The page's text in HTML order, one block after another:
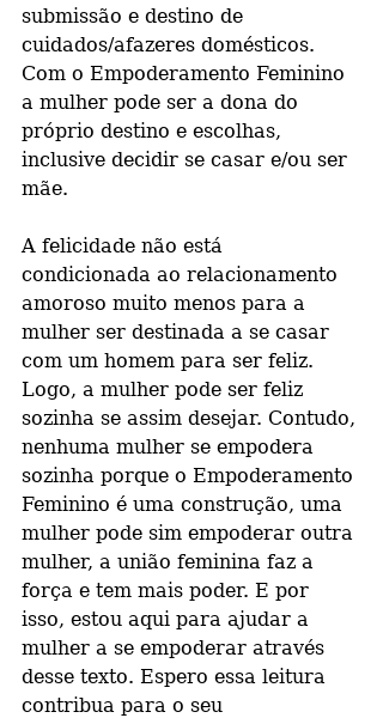
submissão e destino de
cuidados/afazeres domésticos.
Com o Empoderamento Feminino
a mulher pode ser a dona do
próprio destino e escolhas,
inclusive decidir se casar e/ou ser
mãe.
A felicidade não está
condicionada ao relacionamento
amoroso muito menos para a
mulher ser destinada a se casar
com um homem para ser feliz.
Logo, a mulher pode ser feliz
sozinha se assim desejar. Contudo,
nenhuma mulher se empodera
sozinha porque o Empoderamento
Feminino é uma construção, uma
mulher pode sim empoderar outra
mulher, a união feminina faz a
força e tem mais poder. E por
isso, estou aqui para ajudar a
mulher a se empoderar através
desse texto. Espero essa leitura
contribua para o seu